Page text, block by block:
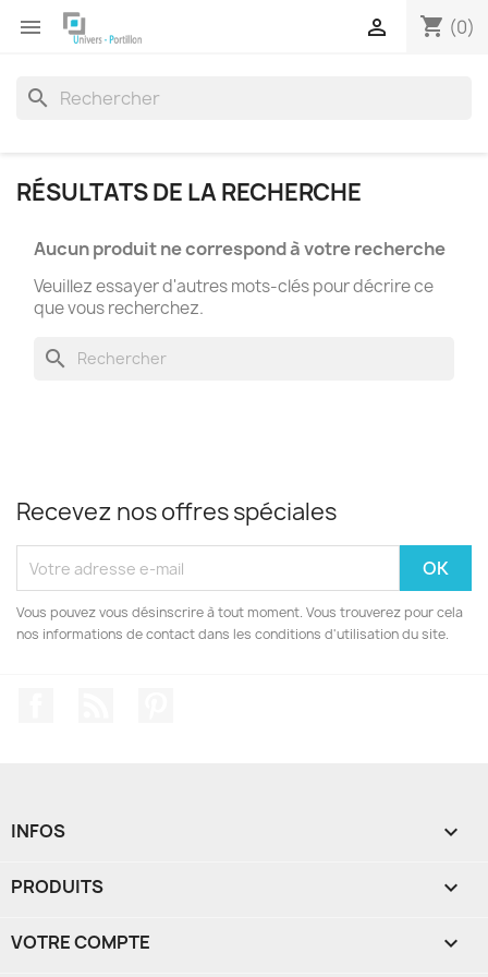
 shopping_cart (0)

search
RÉSULTATS DE LA RECHERCHE
Aucun produit ne correspond à votre recherche
Veuillez essayer d'autres mots-clés pour décrire ce
que vous recherchez.
search
Recevez nos offres spéciales
Vous pouvez vous désinscrire à tout moment. Vous trouverez pour cela
nos informations de contact dans les conditions d'utilisation du site.
INFOS 
PRODUITS 
VOTRE COMPTE 